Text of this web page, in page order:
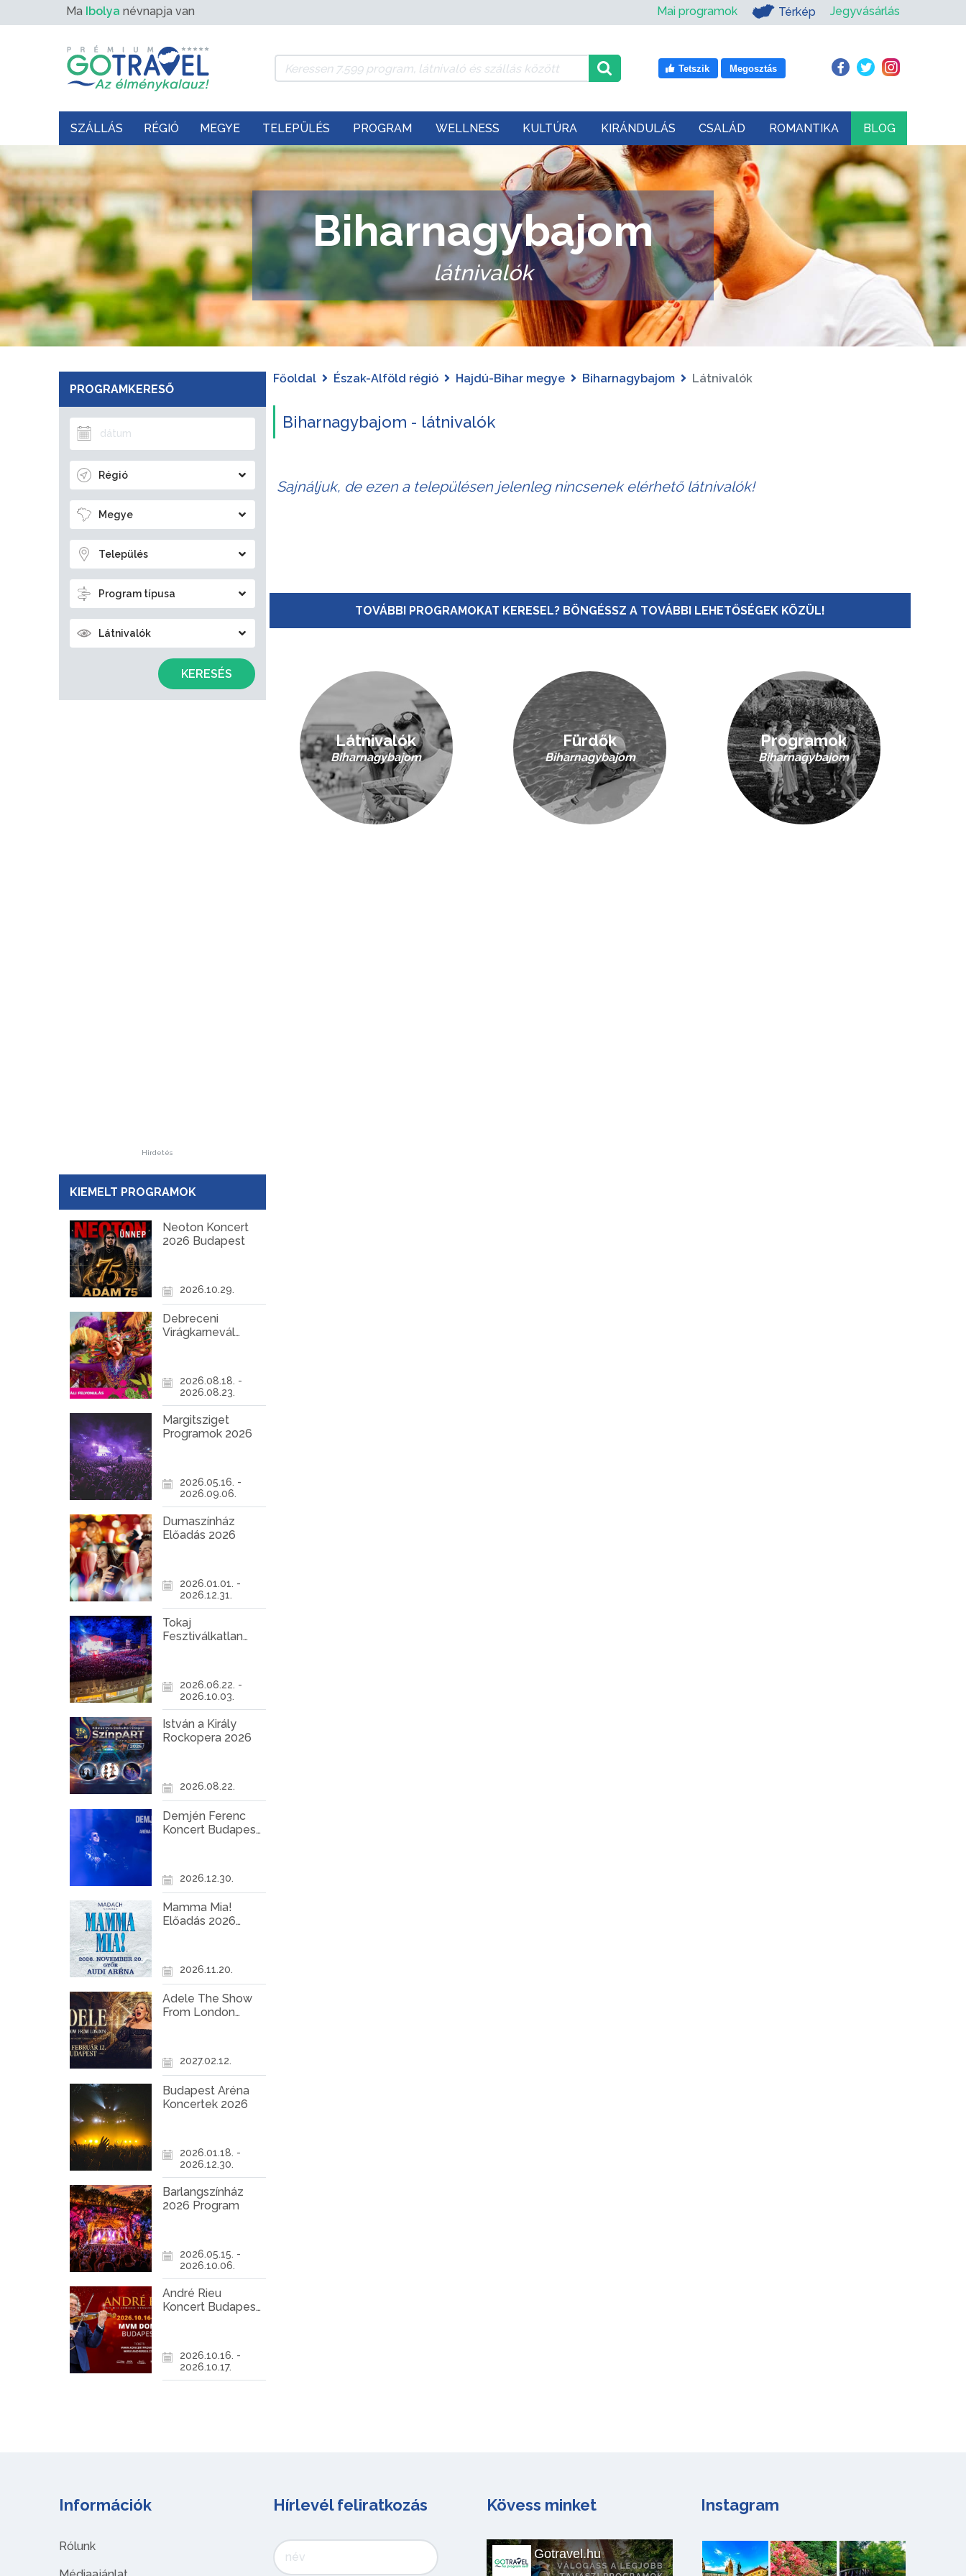
Ma Ibolya névnapja van Mai programok Térkép Jegyvásárlás
Tetszik Megosztás
SZÁLLÁS RÉGIÓ MEGYE TELEPÜLÉS PROGRAM WELLNESS KULTÚRA KIRÁNDULÁS CSALÁD ROMANTIKA BLOG
Biharnagybajom
látnivalók
PROGRAMKERESŐ
Régió
Megye
Település
Program típusa
Látnivalók
KERESÉS
Hirdetés
KIEMELT PROGRAMOK
Neoton Koncert
2026 Budapest
2026.10.29.
Debreceni
Virágkarnevál
2026.08.18. -
2026.08.23.
Margitsziget
Programok 2026
2026.05.16. -
2026.09.06.
Dumaszínház
Előadás 2026
2026.01.01. -
2026.12.31.
Tokaj
Fesztiválkatlan
2026.06.22. -
2026.10.03.
István a Király
Rockopera 2026
2026.08.22.
Demjén Ferenc
Koncert Budapest
2026.12.30.
Mamma Mia!
Előadás 2026
2026.11.20.
Adele The Show
From London
2027.02.12.
Budapest Aréna
Koncertek 2026
2026.01.18. -
2026.12.30.
Barlangszínház
2026 Program
2026.05.15. -
2026.10.06.
André Rieu
Koncert Budapest
2026.10.16. -
2026.10.17.
Főoldal Észak-Alföld régió Hajdú-Bihar megye Biharnagybajom Látnivalók
Biharnagybajom - látnivalók
Sajnáljuk, de ezen a településen jelenleg nincsenek elérhető látnivalók!
TOVÁBBI PROGRAMOKAT KERESEL? BÖNGÉSSZ A TOVÁBBI LEHETŐSÉGEK KÖZÜL!
Látnivalók
Biharnagybajom
Fürdők
Biharnagybajom
Programok
Biharnagybajom
Információk
Rólunk
Hírlevél feliratkozás Kövess minket
Gotravel.hu
Instagram